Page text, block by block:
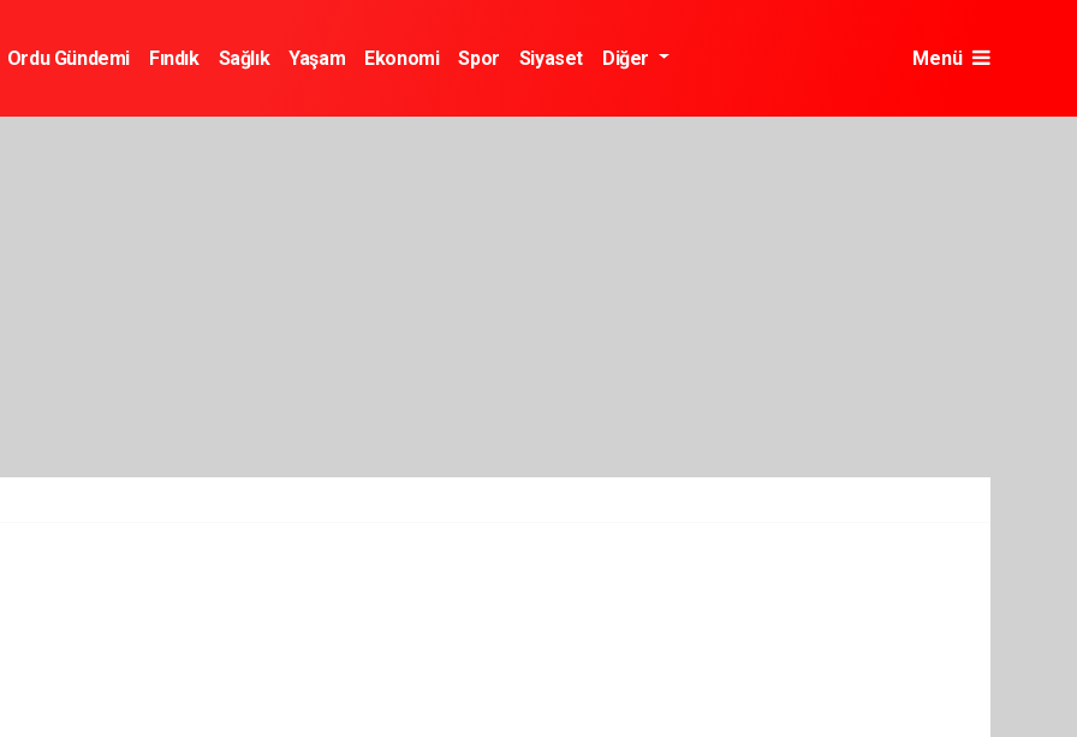
Ordu Gündemi Fındık Sağlık Yaşam Ekonomi Spor Siyaset Diğer Menü